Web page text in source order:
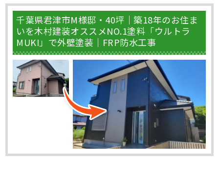
千葉県君津市M様邸・40坪｜築18年のお住ま
いを木村建装オススメNO.1塗料「ウルトラ
MUKI」で外壁塗装｜FRP防水工事